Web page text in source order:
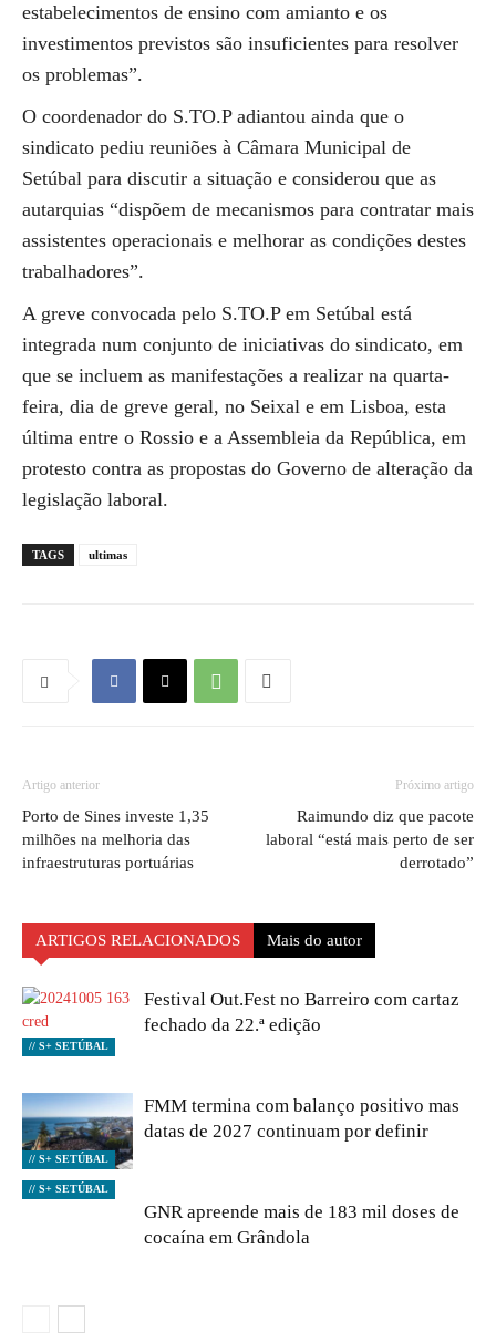
estabelecimentos de ensino com amianto e os
investimentos previstos são insuficientes para resolver
os problemas”.
O coordenador do S.TO.P adiantou ainda que o
sindicato pediu reuniões à Câmara Municipal de
Setúbal para discutir a situação e considerou que as
autarquias “dispõem de mecanismos para contratar mais
assistentes operacionais e melhorar as condições destes
trabalhadores”.
A greve convocada pelo S.TO.P em Setúbal está
integrada num conjunto de iniciativas do sindicato, em
que se incluem as manifestações a realizar na quarta-
feira, dia de greve geral, no Seixal e em Lisboa, esta
última entre o Rossio e a Assembleia da República, em
protesto contra as propostas do Governo de alteração da
legislação laboral.
TAGS ultimas
Artigo anterior
Porto de Sines investe 1,35
milhões na melhoria das
infraestruturas portuárias
Próximo artigo
Raimundo diz que pacote
laboral “está mais perto de ser
derrotado”
ARTIGOS RELACIONADOS Mais do autor
// S+ SETÚBAL
Festival Out.Fest no Barreiro com cartaz
fechado da 22.ª edição
// S+ SETÚBAL
FMM termina com balanço positivo mas
datas de 2027 continuam por definir
// S+ SETÚBAL
GNR apreende mais de 183 mil doses de
cocaína em Grândola